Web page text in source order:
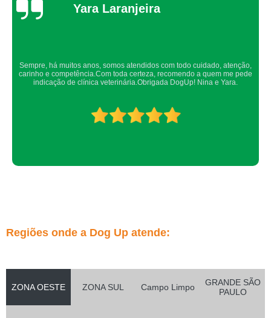
Thaynah Souza
Confio de olhos fechados os meus cachorros nos atendimentos da dog up,
os veterinários sempre são atenciosos e verificam todos os detalhes
possíveis.
Regiões onde a Dog Up atende:
ZONA OESTE ZONA SUL Campo Limpo
GRANDE SÃO
PAULO